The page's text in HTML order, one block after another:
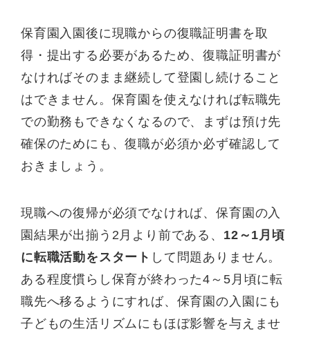
保育園入園後に現職からの復職証明書を取
得・提出する必要があるため、復職証明書が
なければそのまま継続して登園し続けること
はできません。保育園を使えなければ転職先
での勤務もできなくなるので、まずは預け先
確保のためにも、復職が必須か必ず確認して
おきましょう。
現職への復帰が必須でなければ、保育園の入
園結果が出揃う2月より前である、 12～1月頃
に転職活動をスタート して問題ありません。
ある程度慣らし保育が終わった4～5月頃に転
職先へ移るようにすれば、保育園の入園にも
子どもの生活リズムにもほぼ影響を与えませ